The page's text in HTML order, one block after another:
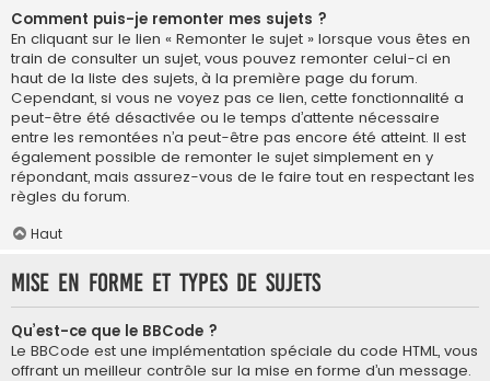
Comment puis-je remonter mes sujets ?
En cliquant sur le lien « Remonter le sujet » lorsque vous êtes en
train de consulter un sujet, vous pouvez remonter celui-ci en
haut de la liste des sujets, à la première page du forum.
Cependant, si vous ne voyez pas ce lien, cette fonctionnalité a
peut-être été désactivée ou le temps d’attente nécessaire
entre les remontées n’a peut-être pas encore été atteint. Il est
également possible de remonter le sujet simplement en y
répondant, mais assurez-vous de le faire tout en respectant les
règles du forum.
Haut
Mise en forme et types de sujets
Qu’est-ce que le BBCode ?
Le BBCode est une implémentation spéciale du code HTML, vous
offrant un meilleur contrôle sur la mise en forme d’un message.